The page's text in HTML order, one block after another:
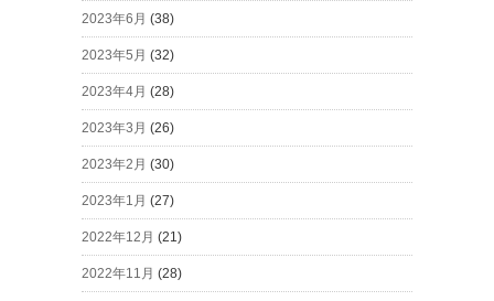
2023年6月 (38)
2023年5月 (32)
2023年4月 (28)
2023年3月 (26)
2023年2月 (30)
2023年1月 (27)
2022年12月 (21)
2022年11月 (28)